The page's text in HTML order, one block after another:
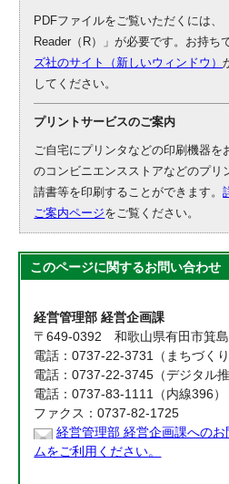
PDFファイルをご覧いただくには、
Reader（R）」が必要です。お持ち
ズ社のサイト（新しいウィンドウ）
してください。
プリントサービスのご案内
ご自宅にプリンタなどの印刷機器を
のコンビニエンスストアなどのプリ
請書等を印刷することができます。
ご案内ページをご覧ください。
このページに関するお問い合わせ
経営管理部 経営企画課
〒649-0392 和歌山県有田市箕
電話：0737-22-3731（まちづくり
電話：0737-22-3745（デジタル推
電話：0737-83-1111（内線396）
ファクス：0737-82-1725
経営管理部 経営企画課への
ムをご利用ください。